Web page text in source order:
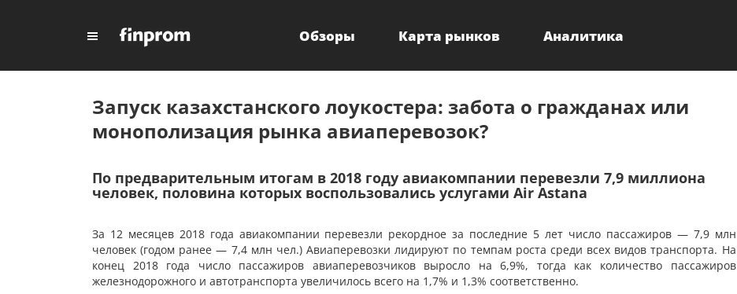
Обзоры Карта рынков Аналитика
Запуск казахстанского лоукостера: забота о гражданах или
монополизация рынка авиаперевозок?
По предварительным итогам в 2018 году авиакомпании перевезли 7,9 миллиона
человек, половина которых воспользовались услугами Air Astana
За 12 месяцев 2018 года авиакомпании перевезли рекордное за последние 5 лет число пассажиров — 7,9 млн
человек (годом ранее — 7,4 млн чел.) Авиаперевозки лидируют по темпам роста среди всех видов транспорта. На
конец 2018 года число пассажиров авиаперевозчиков выросло на 6,9%, тогда как количество пассажиров
железнодорожного и автотранспорта увеличилось всего на 1,7% и 1,3% соответственно.